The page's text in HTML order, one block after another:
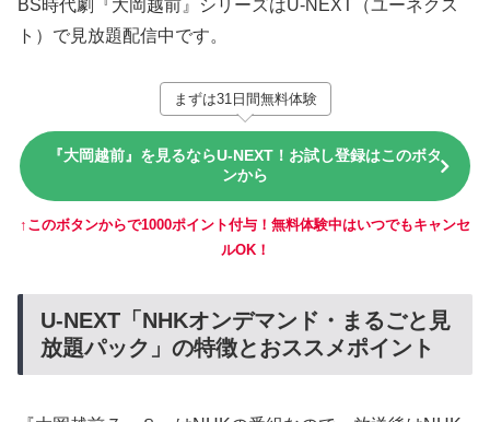
BS時代劇『大岡越前』シリーズはU-NEXT（ユーネクス
ト）で見放題配信中です。
まずは31日間無料体験
『大岡越前』を見るならU-NEXT！お試し登録はこのボタ
ンから
↑このボタンからで1000ポイント付与！無料体験中はいつでもキャンセ
ルOK！
U-NEXT「NHKオンデマンド・まるごと見
放題パック」の特徴とおススメポイント